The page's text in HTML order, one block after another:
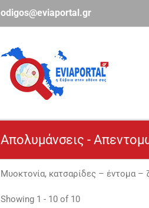
odigos@eviaportal.gr
Απολυμάνσεις -
Μυοκτονία, κατσαρίδες – έντομα –
Showing 1 - 10 of 10